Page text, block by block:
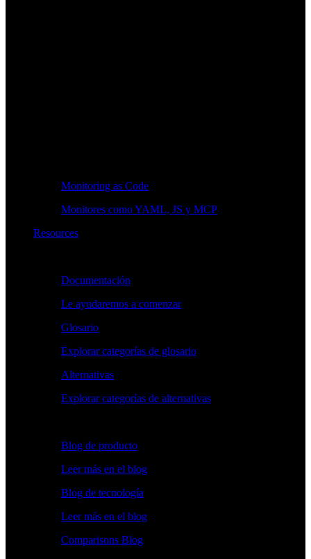
Monitoring as Code
Monitores como YAML, JS y MCP
Resources
Documentación
Le ayudaremos a comenzar
Glosario
Explorar categorías de glosario
Alternativas
Explorar categorías de alternativas
Blog de producto
Leer más en el blog
Blog de tecnología
Leer más en el blog
Comparisons Blog